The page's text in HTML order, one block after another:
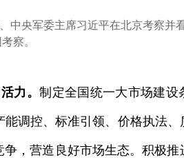
央军委主席习近平在北京考察并
察。
力。制定全国统一大市场建设
调控、标准引领、价格执法、
，营造良好市场生态。积极推